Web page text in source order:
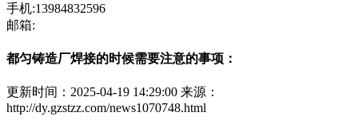
手机:13984832596
邮箱:
都匀铸造厂焊接的时候需要注意的事项：
更新时间：2025-04-19 14:29:00 来源：
http://dy.gzstzz.com/news1070748.html